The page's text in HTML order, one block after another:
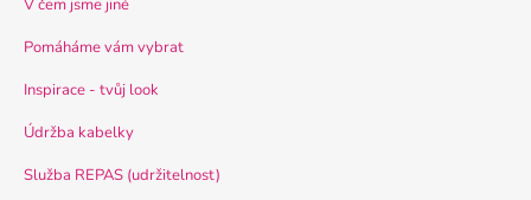
V čem jsme jiné
Pomáháme vám vybrat
Inspirace - tvůj look
Údržba kabelky
Služba REPAS (udržitelnost)